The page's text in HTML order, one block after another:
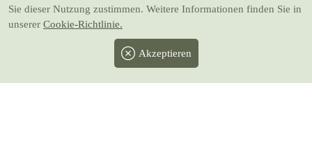
Sie dieser Nutzung zustimmen. Weitere Informationen finden Sie in
unserer Cookie-Richtlinie.
Akzeptieren